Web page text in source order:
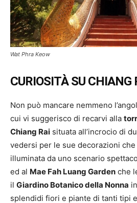
Wat Phra Keow
CURIOSITÀ SU CHIANG
Non può mancare nemmeno
cui vi suggerisco di recarvi alla
Chiang Rai situata all’incrocio di
vedersi per le sue decorazioni
illuminata da uno scenario
ed al Mae Fah Luang Garden che
il Giardino Botanico della Nonna
splendidi fiori e piante di tanti tipi